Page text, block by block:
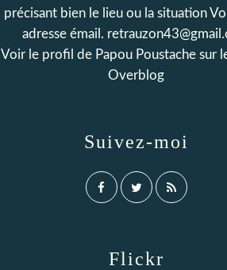
précisant bien le lieu ou la situation
adresse émail.
Voir le profil de Papou Poustache sur
Overblog
Suivez-moi
Flickr